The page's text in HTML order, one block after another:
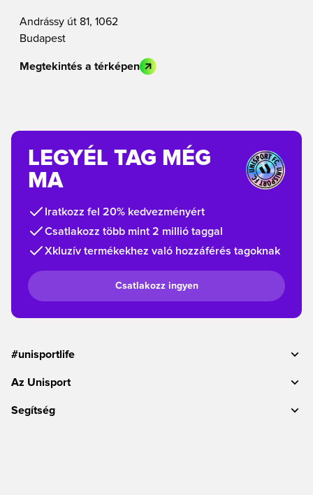
Andrássy út 81, 1062
Budapest
Megtekintés a térképen
LEGYÉL TAG MÉG
MA
Iratkozz fel 20% kedvezményért
Csatlakozz több mint 2 millió taggal
Xkluzív termékekhez való hozzáférés tagoknak
Csatlakozz ingyen
#unisportlife
Az Unisport
Segítség